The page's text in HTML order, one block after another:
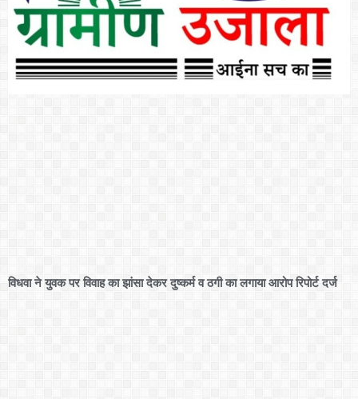
विधवा ने युवक पर विवाह का झांसा देकर दुष्कर्म व ठगी का लगाया आरोप रिपोर्ट दर्ज